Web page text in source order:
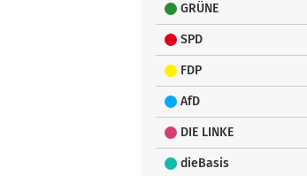
GRÜNE
SPD
FDP
AfD
DIE LINKE
dieBasis